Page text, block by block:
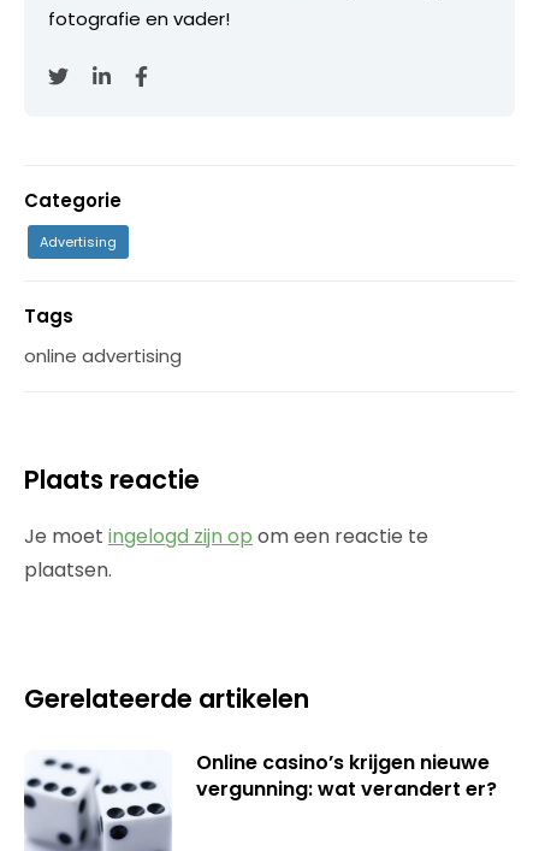
fotografie en vader!
Categorie
Advertising
Tags
online advertising
Plaats reactie
Je moet ingelogd zijn op om een reactie te
plaatsen.
Gerelateerde artikelen
Online casino’s krijgen nieuwe
vergunning: wat verandert er?